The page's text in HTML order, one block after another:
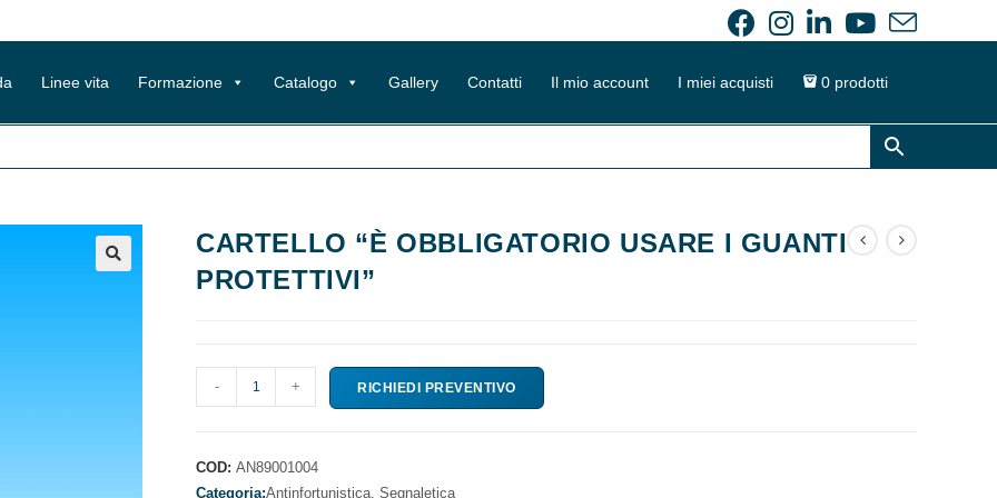
Linee vita Formazione Catalogo Gallery Contatti Il mio account I miei acquisti 0 prodotti
CARTELLO “È OBBLIGATORIO USARE I GUANTI
PROTETTIVI”
CARTELLO
"È
USARE
I
- + RICHIEDI PREVENTIVO
COD: AN89001004
Categoria:Antinfortunistica, Segnaletica